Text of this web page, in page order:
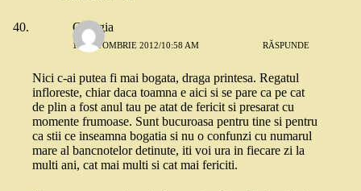
Georgia
18 OCTOMBRIE 2012/10:58 AM RĂSPUNDE
Nici c-ai putea fi mai bogata, draga printesa. Regatul
infloreste, chiar daca toamna e aici si se pare ca pe cat
de plin a fost anul tau pe atat de fericit si presarat cu
momente frumoase. Sunt bucuroasa pentru tine si pentru
ca stii ce inseamna bogatia si nu o confunzi cu numarul
mare al bancnotelor detinute, iti voi ura in fiecare zi la
multi ani, cat mai multi si cat mai fericiti.